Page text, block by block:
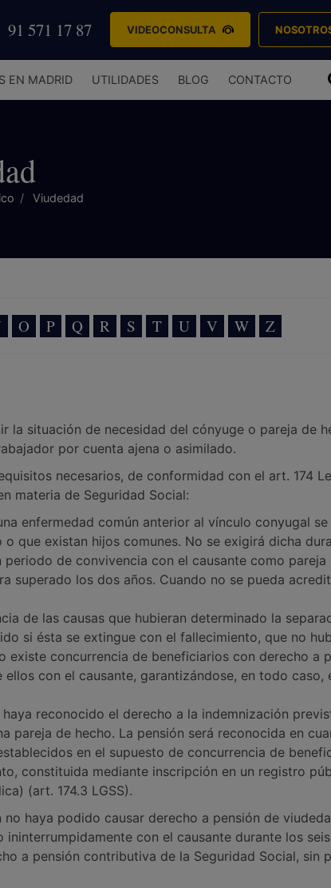
91 571 17 87 VIDEOCONSULTA
EN MADRID UTILIDADES BLOG CONTACTO
Viudedad
O P Q R S T U V W Z
la situación de necesidad del cónyuge o pareja de
por cuenta ajena o asimilado.
necesarios, de conformidad con el art. 174
materia de Seguridad Social:
enfermedad común anterior al vínculo conyugal
que existan hijos comunes. No se exigirá dicha
de convivencia con el causante como pareja
superado los dos años. Cuando no se pueda
de las causas que hubieran determinado la
si ésta se extingue con el fallecimiento, que no
concurrencia de beneficiarios con derecho a
con el causante, garantizándose, en todo caso,
reconocido el derecho a la indemnización
pareja de hecho. La pensión será reconocida en
en el supuesto de concurrencia de
constituida mediante inscripción en un registro
(art. 174.3 LGSS).
haya podido causar derecho a pensión de
con el causante durante los
a pensión contributiva de la Seguridad Social, sin